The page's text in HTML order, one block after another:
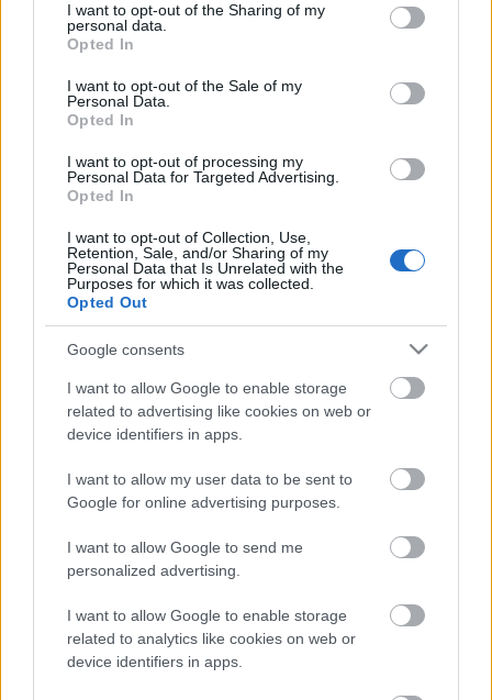
not limited to your visit or usage behaviour. You may click to
grant or deny consent to Google and its third-party tags to
use your data for below specified purposes in below Google
consent section.
I want to opt-out of the Sharing of my
personal data.
Opted In
I want to opt-out of the Sale of my
Personal Data.
Opted In
I want to opt-out of processing my
Personal Data for Targeted Advertising.
Opted In
I want to opt-out of Collection, Use,
Retention, Sale, and/or Sharing of my
Personal Data that Is Unrelated with the
Purposes for which it was collected.
Opted Out
Google consents
I want to allow Google to enable storage
related to advertising like cookies on web or
device identifiers in apps.
I want to allow my user data to be sent to
Google for online advertising purposes.
I want to allow Google to send me
personalized advertising.
I want to allow Google to enable storage
related to analytics like cookies on web or
device identifiers in apps.
Egyszerű és nagyszerű, mondhatjuk a yo-yo-ra. A
mindig megújuló, önmagában, vagy sokaságban. Az
yo-yo lenn, mindegy hogyan és hol, csak készüljön
MA! Kedvcsinálónak: Amy Butler ágytakarója,
Varrós vasárnap 26.
2012. szeptember 17.
"Napraforgó mezőn jártam hajnalban, a mély
álomból ébredező virágok a fejüket a fényhez
emelték. És mialatt bizakodva követték a napot,
amely megérleli a magjaikat, a mező élettel telt
meg." Varrj napraforgót!A megjelenítés lehet síkban,
térben, időben, lehet élethű,…
Varrós vasárnap 25.
Az idei év slágere, kétségen kívül, a bagoly. A bagoly-
mániának semmi sem szab határt, nincs olyan
kiegészítő vagy ruhadarab, ahol ne jelent volna meg
ez az éjszakai állat.Mai játékunkkal csatlakozunk a